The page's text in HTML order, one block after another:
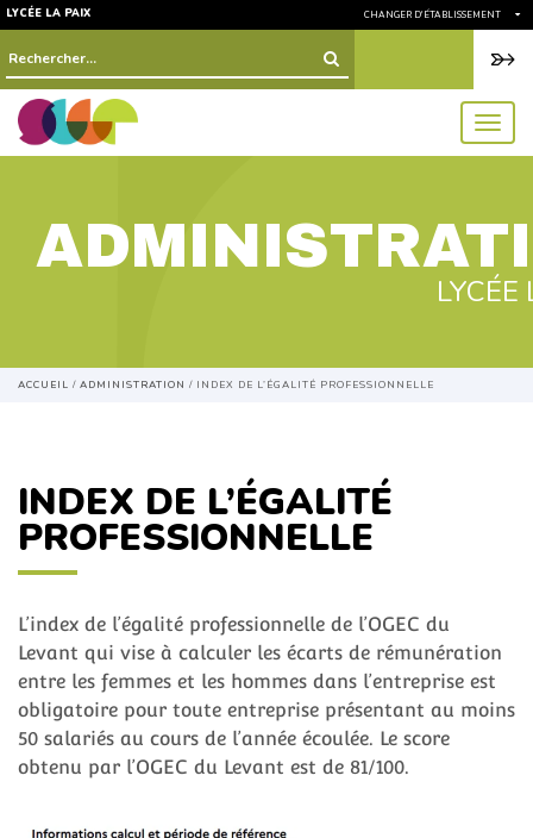
LYCÉE LA PAIX CHANGER D'ÉTABLISSEMENT
Rechercher :
menu
ACCUEIL / ADMINISTRATION / INDEX DE L’ÉGALITÉ PROFESSIONNELLE
INDEX DE L’ÉGALITÉ
PROFESSIONNELLE
L’index de l’égalité professionnelle de l’OGEC du
Levant qui vise à calculer les écarts de rémunération
entre les femmes et les hommes dans l’entreprise est
obligatoire pour toute entreprise présentant au moins
50 salariés au cours de l’année écoulée. Le score
obtenu par l’OGEC du Levant est de 81/100.